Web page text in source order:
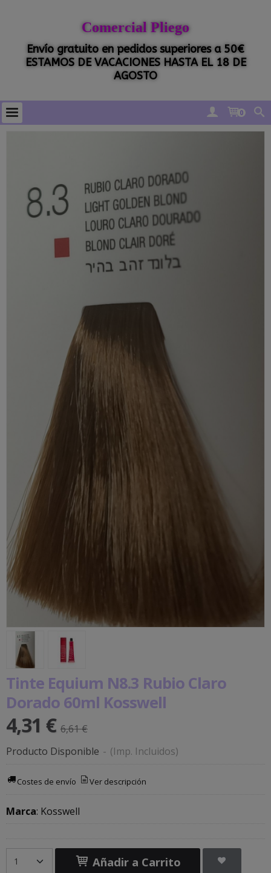
Comercial Pliego
Envío gratuito en pedidos superiores a 50€
ESTAMOS DE VACACIONES HASTA EL 18 DE
AGOSTO
0
Tinte Equium N8.3 Rubio Claro
Dorado 60ml Kosswell
4,31 € 6,61 €
Producto Disponible - (Imp. Incluidos)
Costes de envío Ver descripción
Marca: Kosswell
Añadir a Carrito